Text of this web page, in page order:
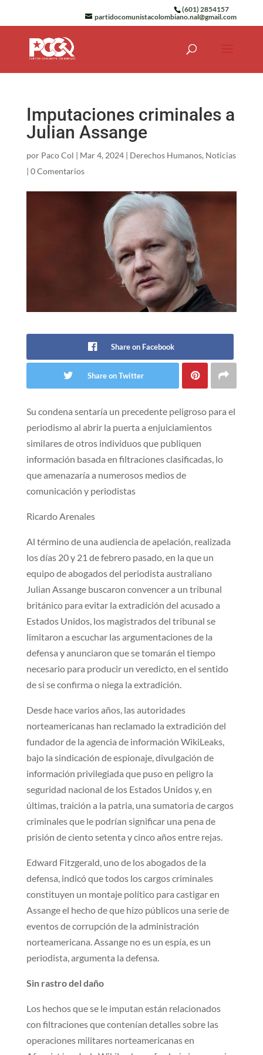
(601) 2854157
partidocomunistacolombiano.nal@gmail.com
Imputaciones criminales a
Julian Assange
por Paco Col | Mar 4, 2024| Derechos Humanos, Noticias
| 0 Comentarios
Share on Facebook
Share on Twitter
Su condena sentaría un precedente peligroso para el
periodismo al abrir la puerta a enjuiciamientos
similares de otros individuos que publiquen
información basada en filtraciones clasificadas, lo
que amenazaría a numerosos medios de
comunicación y periodistas
Ricardo Arenales
Al término de una audiencia de apelación, realizada
los días 20 y 21 de febrero pasado, en la que un
equipo de abogados del periodista australiano
Julian Assange buscaron convencer a un tribunal
británico para evitar la extradición del acusado a
Estados Unidos, los magistrados del tribunal se
limitaron a escuchar las argumentaciones de la
defensa y anunciaron que se tomarán el tiempo
necesario para producir un veredicto, en el sentido
de si se confirma o niega la extradición.
Desde hace varios años, las autoridades
norteamericanas han reclamado la extradición del
fundador de la agencia de información WikiLeaks,
bajo la sindicación de espionaje, divulgación de
información privilegiada que puso en peligro la
seguridad nacional de los Estados Unidos y, en
últimas, traición a la patria, una sumatoria de cargos
criminales que le podrían significar una pena de
prisión de ciento setenta y cinco años entre rejas.
Edward Fitzgerald, uno de los abogados de la
defensa, indicó que todos los cargos criminales
constituyen un montaje político para castigar en
Assange el hecho de que hizo públicos una serie de
eventos de corrupción de la administración
norteamericana. Assange no es un espía, es un
periodista, argumenta la defensa.
Sin rastro del daño
Los hechos que se le imputan están relacionados
con filtraciones que contenían detalles sobre las
operaciones militares norteamericanas en